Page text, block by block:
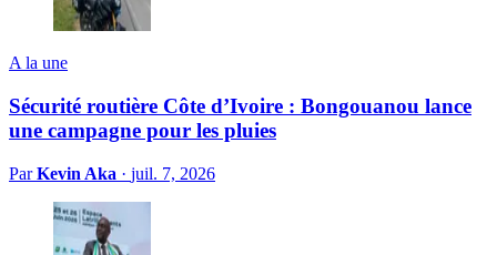
A la une
Sécurité routière Côte d’Ivoire : Bongouanou lance
une campagne pour les pluies
ParKevin Aka · juil. 7, 2026